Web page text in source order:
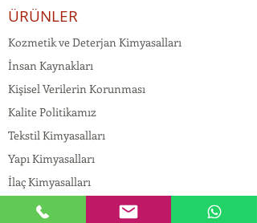
ÜRÜNLER
Kozmetik ve Deterjan Kimyasalları
İnsan Kaynakları
Kişisel Verilerin Korunması
Kalite Politikamız
Tekstil Kimyasalları
Yapı Kimyasalları
İlaç Kimyasalları
© Copyright